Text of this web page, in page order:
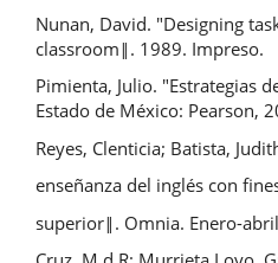
Nunan, David. "Designing
classroom‖. 1989. Impreso.
Pimienta, Julio. "Estrategias
Estado de México: Pearson,
Reyes, Clenticia; Batista,
enseñanza del inglés con
superior‖. Omnia. Enero-